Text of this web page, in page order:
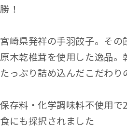
勝！
宮崎県発祥の手羽餃子。そ
原木乾椎茸を使用した逸品。
たっぷり詰め込んだこだわり
保存料・化学調味料不使用
食にも採択されました